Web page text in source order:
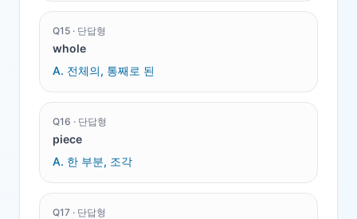
Q15 · 단답형
whole
A. 전체의, 통째로 된
Q16 · 단답형
piece
A. 한 부분, 조각
Q17 · 단답형